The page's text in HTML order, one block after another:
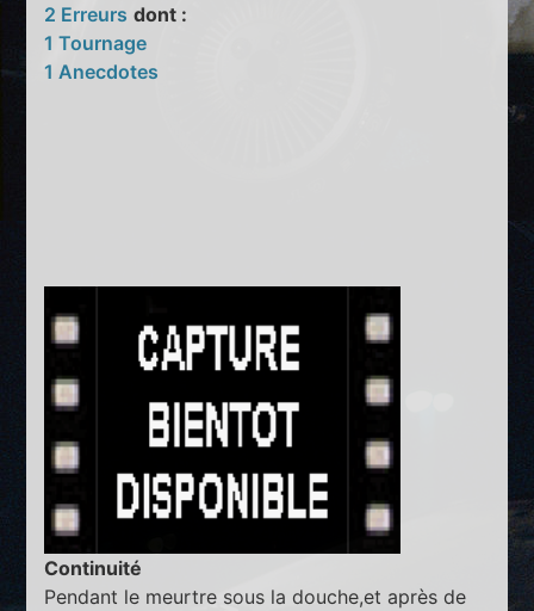
2 Erreurs dont :
1 Tournage
1 Anecdotes
Continuité
Pendant le meurtre sous la douche,et après de